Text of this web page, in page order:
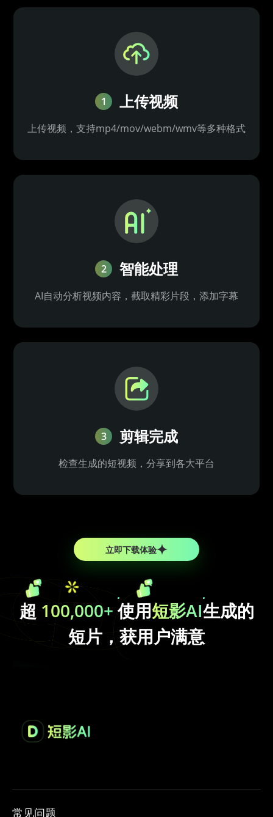
1 上传视频
上传视频，支持mp4/mov/webm/wmv等多种格式
2 智能处理
AI自动分析视频内容，截取精彩片段，添加字幕
3 剪辑完成
检查生成的短视频，分享到各大平台
立即下载体验
超 100,000+使用短影AI生成的
短片，获用户满意
常见问题